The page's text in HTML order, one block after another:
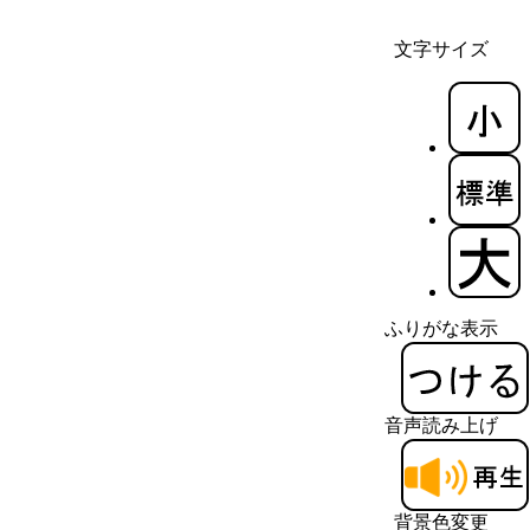
文字サイズ
ふりがな表示
音声読み上げ
背景色変更